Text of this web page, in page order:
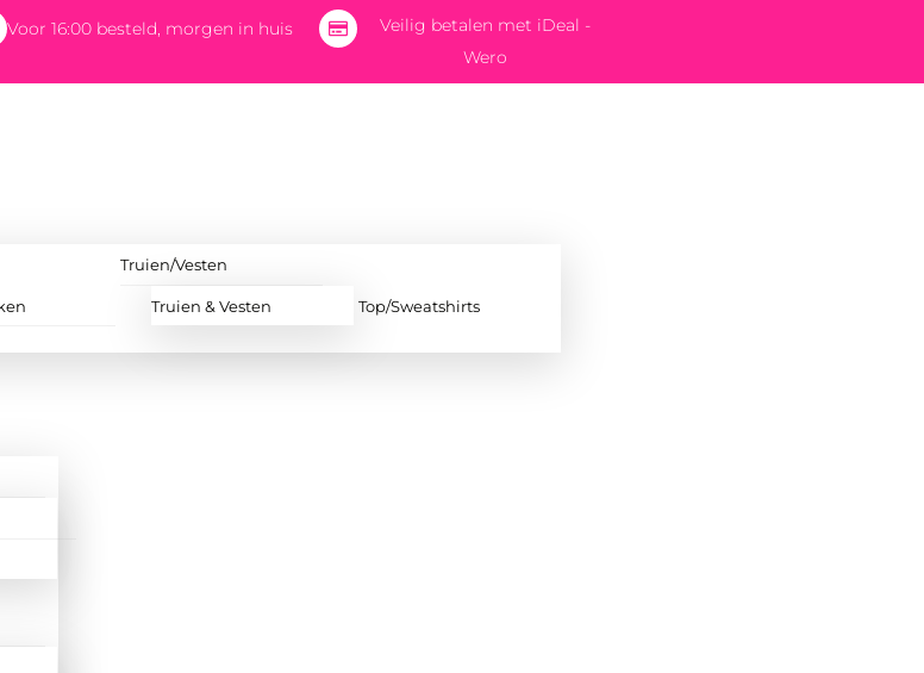
Voor 16:00 besteld, morgen in huis
Veilig betalen met iDeal -
Wero
Truien/Vesten
Truien & Vesten Top/Sweatshirts